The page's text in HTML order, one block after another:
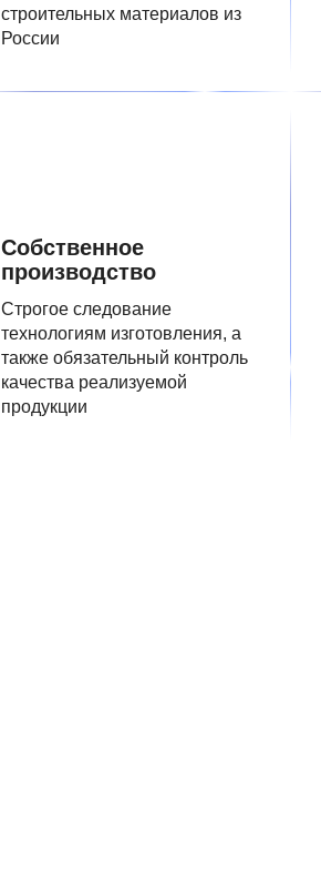
строительных материалов из
России
Собственное
производство
Строгое следование
технологиям изготовления, а
также обязательный контроль
качества реализуемой
продукции